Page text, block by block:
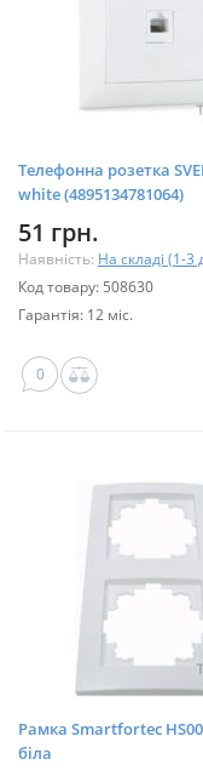
Телефонна розетка
white (4895134781064)
51 грн.
Наявність: На складі (1-3
Код товару: 508630
Гарантія: 12 міс.
0
Рамка Smartfortec
біла